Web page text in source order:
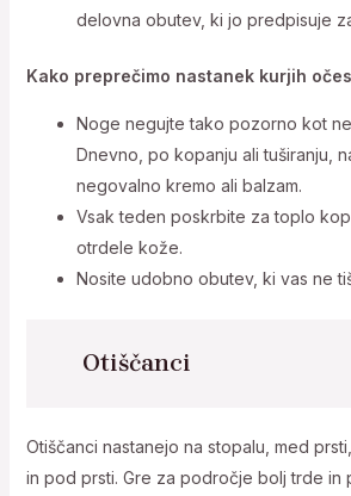
delovna obutev, ki jo predpisuje
Kako preprečimo nastanek kurjih
Noge negujte tako pozorno kot
Dnevno, po kopanju ali tuširanju,
negovalno kremo ali balzam.
Vsak teden poskrbite za toplo
otrdele kože.
Nosite udobno obutev, ki vas ne
Otiščanci
Otiščanci nastanejo na stopalu, med
in pod prsti. Gre za področje bolj trde in